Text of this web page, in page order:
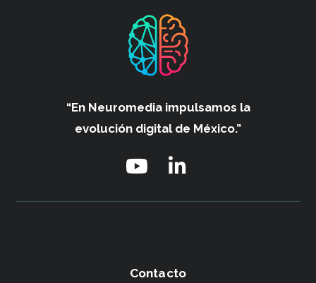
“En Neuromedia impulsamos la
evolución digital de México.”
Contacto